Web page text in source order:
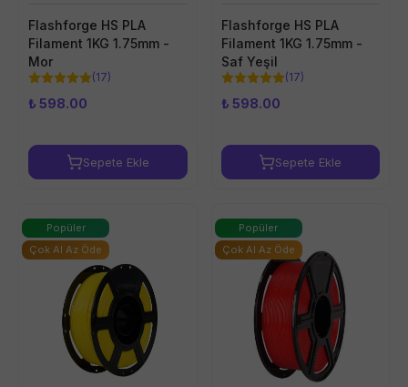
Flashforge HS PLA
Filament 1KG 1.75mm -
Mor
(17)
₺ 598.00
Sepete Ekle
Flashforge HS PLA
Filament 1KG 1.75mm -
Saf Yeşil
(17)
₺ 598.00
Sepete Ekle
Popüler
Çok Al Az Öde
Popüler
Çok Al Az Öde